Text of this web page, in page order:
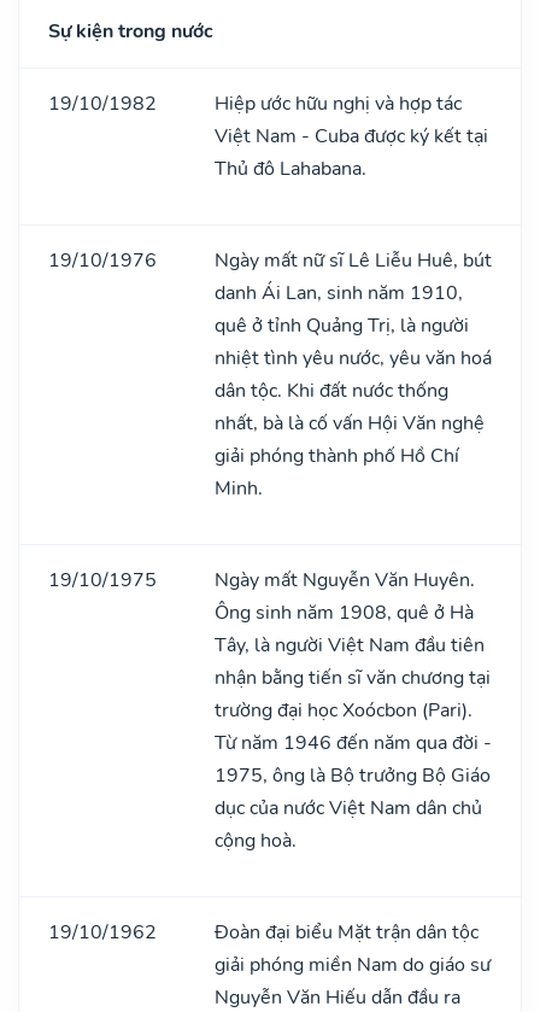
Sự kiện trong nước
19/10/1982
Hiệp ước hữu nghị và hợp tác
Việt Nam - Cuba được ký kết tại
Thủ đô Lahabana.
19/10/1976
Ngày mất nữ sĩ Lê Liễu Huê, bút
danh Ái Lan, sinh năm 1910,
quê ở tỉnh Quảng Trị, là người
nhiệt tình yêu nước, yêu văn hoá
dân tộc. Khi đất nước thống
nhất, bà là cố vấn Hội Văn nghệ
giải phóng thành phố Hồ Chí
Minh.
19/10/1975
Ngày mất Nguyễn Văn Huyên.
Ông sinh năm 1908, quê ở Hà
Tây, là người Việt Nam đầu tiên
nhận bằng tiến sĩ văn chương tại
trường đại học Xoócbon (Pari).
Từ năm 1946 đến năm qua đời -
1975, ông là Bộ trưởng Bộ Giáo
dục của nước Việt Nam dân chủ
cộng hoà.
19/10/1962
Đoàn đại biểu Mặt trận dân tộc
giải phóng miền Nam do giáo sư
Nguyễn Văn Hiếu dẫn đầu ra